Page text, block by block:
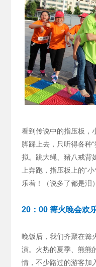
看到传说中的指压板，
脚踩上去，只听得各种
拟。跳大绳、猪八戒背
上奔跑，指压板上的“
乐着！（说多了都是泪）
20：00 篝火晚会欢
晚饭后，我们齐聚在篝
演。火热的夏季、熊熊
情，不少路过的游客加